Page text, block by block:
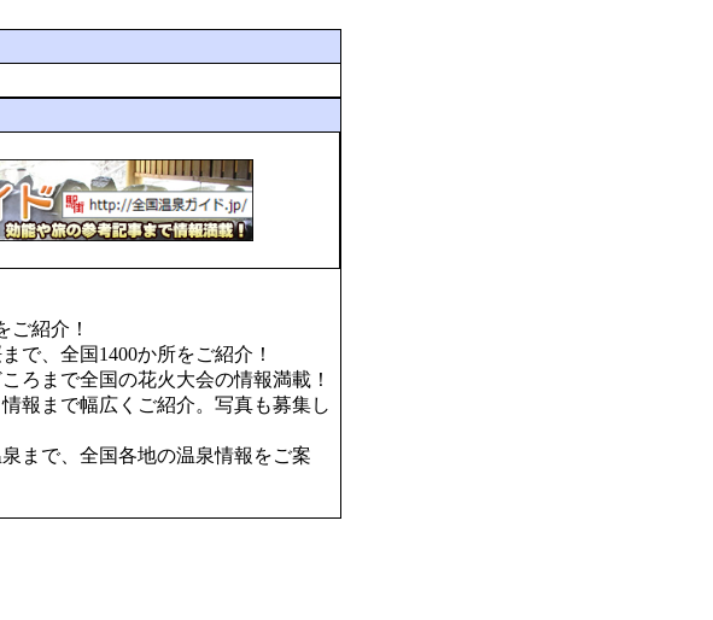
ご紹介！
で、全国1400か所をご紹介！
ろまで全国の花火大会の情報満載！
報まで幅広くご紹介。写真も募集し
まで、全国各地の温泉情報をご案